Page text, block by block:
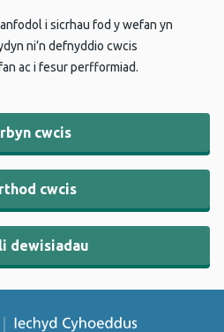
i sicrhau fod y wefan yn
ni’n defnyddio cwcis
ac i fesur perfformiad.
cwcis
cwcis
dewisiadau